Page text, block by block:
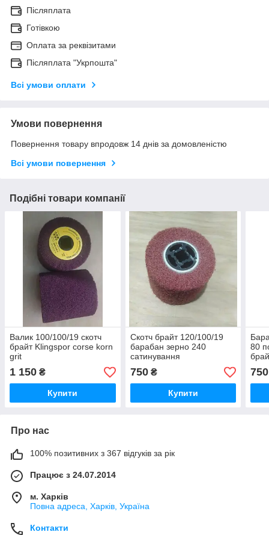
Післяплата
Готівкою
Оплата за реквізитами
Післяплата "Укрпошта"
Всі умови оплати
Умови повернення
Повернення товару впродовж 14 днів за домовленістю
Всі умови повернення
Подібні товари компанії
Валик 100/100/19 скотч
брайт Klingspor corse korn
grit
1 150 ₴
Купити
Скотч брайт 120/100/19
барабан зерно 240
сатинування
750₴
Купити
80
750
Про нас
100% позитивних з 367 відгуків за рік
Працює з 24.07.2014
м. Харків
Повна адреса, Харків, Україна
Контакти